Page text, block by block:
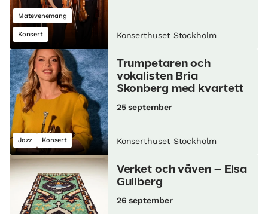
Matevenemang
Konsert Konserthuset Stockholm
Jazz Konsert
Trumpetaren och
vokalisten Bria
Skonberg med kvartett
25 september
Konserthuset Stockholm
Verket och väven – Elsa
Gullberg
26 september